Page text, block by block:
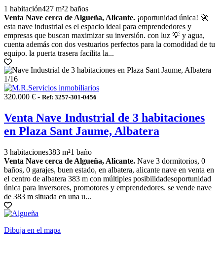
1 habitación427 m²2 baños
Venta Nave cerca de Algueña, Alicante. ¡oportunidad única! 🚀
esta nave industrial es el espacio ideal para emprendedores y
empresas que buscan maximizar su inversión. con luz 💡 y agua,
cuenta además con dos vestuarios perfectos para la comodidad de tu
equipo. la puerta trasera facilita la...
1/16
320.000 € - Ref: 3257-301-0456
Venta Nave Industrial de 3 habitaciones
en Plaza Sant Jaume, Albatera
3 habitaciones383 m²1 baño
Venta Nave cerca de Algueña, Alicante. Nave 3 dormitorios, 0
baños, 0 garajes, buen estado, en albatera, alicante nave en venta en
el centro de albatera 383 m con múltiples posibilidadesoportunidad
única para inversores, promotores y emprendedores. se vende nave
de 383 m situada en una u...
Dibuja en el mapa